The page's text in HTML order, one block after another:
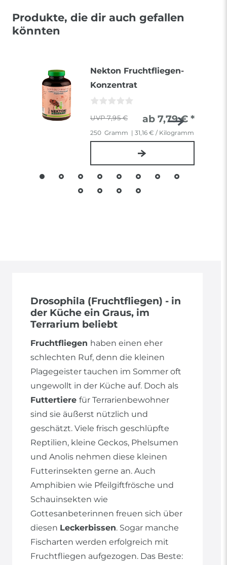
Produkte, die dir auch gefallen
könnten
Nekton Fruchtfliegen-
Konzentrat
7,95 € ab 7,79 € *
250 Gramm | 31,16 € / Kilogramm
Drosophila (Fruchtfliegen) - in
der Küche ein Graus, im
Terrarium beliebt
Fruchtfliegen haben einen eher
schlechten Ruf, denn die kleinen
Plagegeister tauchen im Sommer oft
ungewollt in der Küche auf. Doch als
Futtertiere für Terrarienbewohner
sind sie äußerst nützlich und
geschätzt. Viele frisch geschlüpfte
Reptilien, kleine Geckos, Phelsumen
und Anolis nehmen diese kleinen
Futterinsekten gerne an. Auch
Amphibien wie Pfeilgiftfrösche und
Schauinsekten wie
Gottesanbeterinnen freuen sich über
diesen Leckerbissen. Sogar manche
Fischarten werden erfolgreich mit
Fruchtfliegen aufgezogen. Das Beste: